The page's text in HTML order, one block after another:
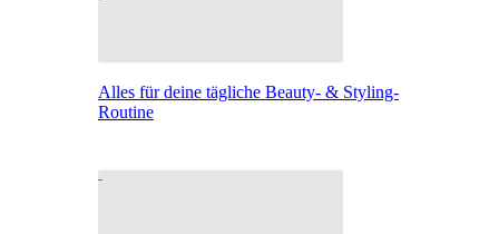
Alles für deine tägliche Beauty- & Styling-
Routine